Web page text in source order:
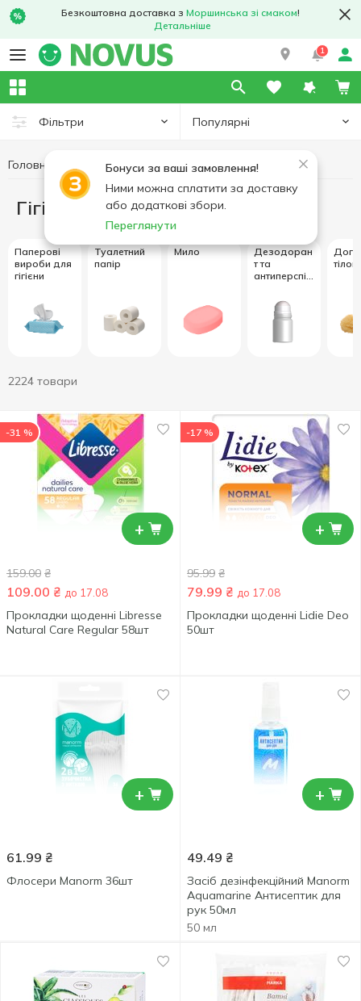
Безкоштовна доставка з Моршинська зі смаком!
Детальніше
1
Фільтри Популярні
Бонуси за ваші замовлення!
Ними можна сплатити за доставку
або додаткові збори.
Переглянути
Головна Гігієна та догляд
Гігієна та догляд
Паперові
вироби для
гігієни
Туалетний
папір
Мило
Дезодоран
т та
антиперспір
тілом
2224 товари
+
-31 %
159.00 ₴
109.00 ₴ до 17.08
Прокладки щоденні Libresse
Natural Сare Regular 58шт
+
-17 %
95.99 ₴
79.99 ₴ до 17.08
Прокладки щоденні Lidie Deo
50шт
+
61.99 ₴
Флосери Manorm 36шт
+
49.49 ₴
Засіб дезінфекційний Manorm
Aquamarine Антисептик для
рук 50мл
50 мл